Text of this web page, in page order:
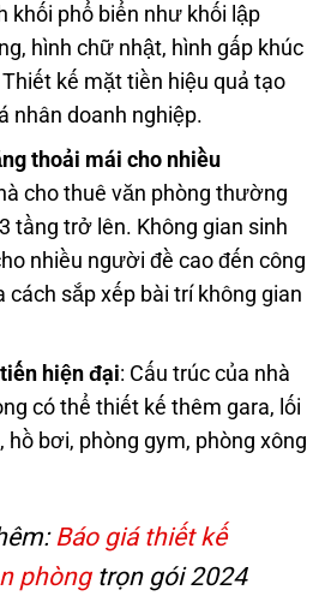
khối phổ biển như khối lập
hình chữ nhật, hình gấp khúc
kế mặt tiền hiệu quả tạo
nhân doanh nghiệp.
thoải mái cho nhiều
cho thuê văn phòng thường
tầng trở lên. Không gian sinh
nhiều người đề cao đến công
cách sắp xếp bài trí không gian
hiện đại: Cấu trúc của nhà
có thể thiết kế thêm gara, lối
bơi, phòng gym, phòng xông
Báo giá thiết kế
phòngtrọn gói 2024